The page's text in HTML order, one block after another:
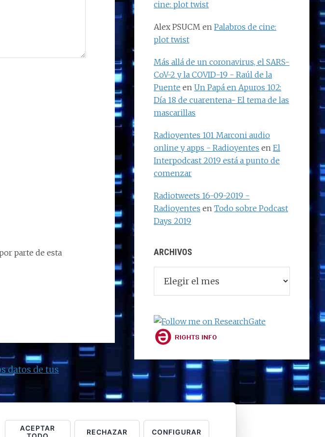
parte de esta
datos de tus
cine: plot twist
Alex PSUCM en Palabros de cine:
plot twist
Más allá de un coronavirus, el SARS-
CoV-2 y la COVID-19 - Raúl de la
Puente en Un Papá en Apuros 102:
Día 18 de cuarentena- El tema de las
mascarillas
Radioyentes 101 Marconi audio
online y apps - Radioyentes en El
Interpodcast 2019 está a punto de
comenzar
Radiotweets 16-09-2019 -
Radioyentes en Todo sobre Podcast
Days 2019
ARCHIVOS
ACEPTAR
RECHAZAR CONFIGURAR